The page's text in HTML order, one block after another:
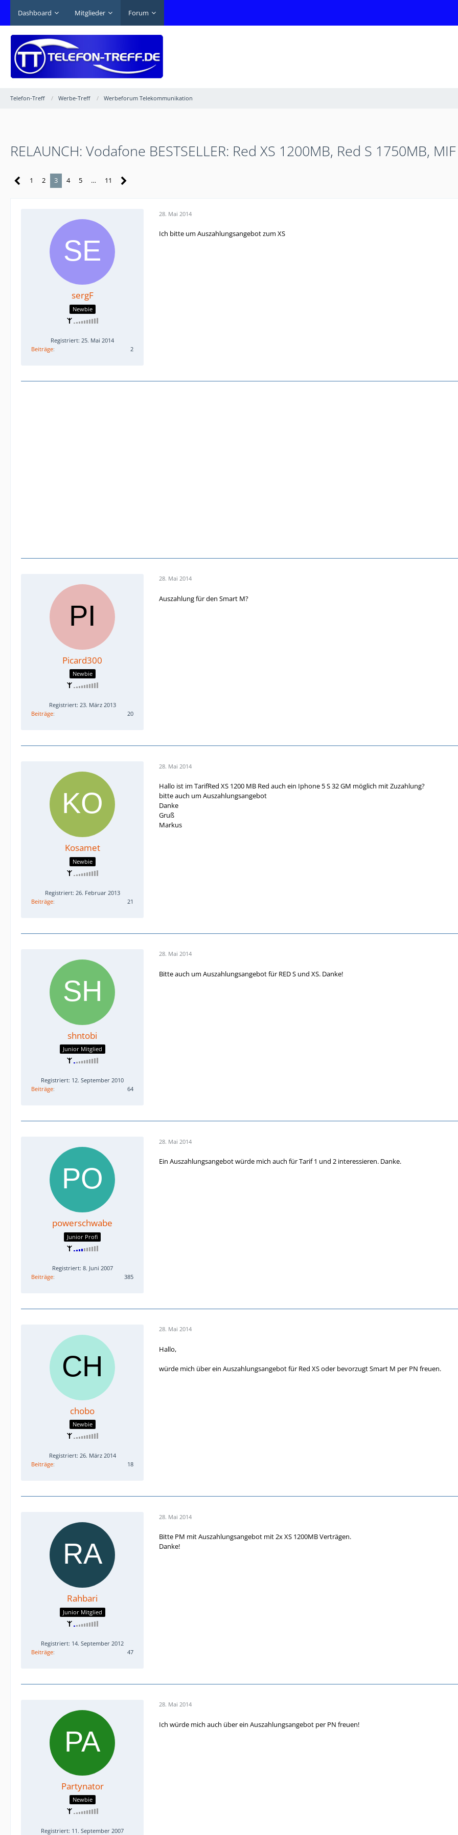
Dashboard Mitglieder Forum
Telefon-Treff Werbe-Treff Werbeforum Telekommunikation
RELAUNCH: Vodafone BESTSELLER: Red XS 1200MB, Red S 1750MB,
1 2 3 4 5 … 11
sergF
Newbie
Registriert: 25. Mai 2014
Beiträge
2
28. Mai 2014
Ich bitte um Auszahlungsangebot zum XS
Picard300
Newbie
Registriert: 23. März 2013
Beiträge
20
28. Mai 2014
Auszahlung für den Smart M?
Kosamet
Newbie
Registriert: 26. Februar 2013
Beiträge
21
28. Mai 2014
Hallo ist im TarifRed XS 1200 MB Red auch ein Iphone 5 S 32 GM möglich mit Zuzahlung?
bitte auch um Auszahlungsangebot
Danke
Gruß
Markus
shntobi
Junior Mitglied
Registriert: 12. September 2010
Beiträge
64
28. Mai 2014
Bitte auch um Auszahlungsangebot für RED S und XS. Danke!
powerschwabe
Junior Profi
Registriert: 8. Juni 2007
Beiträge
385
28. Mai 2014
Ein Auszahlungsangebot würde mich auch für Tarif 1 und 2 interessieren. Danke.
chobo
Newbie
Registriert: 26. März 2014
Beiträge
18
28. Mai 2014
Hallo,
würde mich über ein Auszahlungsangebot für Red XS oder bevorzugt Smart M per PN freuen.
Rahbari
Junior Mitglied
Registriert: 14. September 2012
Beiträge
47
28. Mai 2014
Bitte PM mit Auszahlungsangebot mit 2x XS 1200MB Verträgen.
Danke!
Partynator
Newbie
Registriert: 11. September 2007
28. Mai 2014
Ich würde mich auch über ein Auszahlungsangebot per PN freuen!